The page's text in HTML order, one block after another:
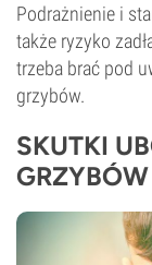
Podrażnienie i
także ryzyko
trzeba brać pod
grzybów.
SKUTKI
GRZYBÓW